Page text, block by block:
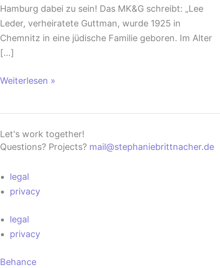
Hamburg dabei zu sein! Das MK&G schreibt: „Lee
Leder, verheiratete Guttman, wurde 1925 in
Chemnitz in eine jüdische Familie geboren. Im Alter
[…]
Weiterlesen »
Let's work together!
Questions? Projects? mail@stephaniebrittnacher.de
legal
privacy
legal
privacy
Behance